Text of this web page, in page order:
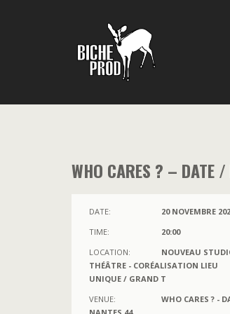
WHO CARES ? – DATE
DATE:
20 NOVEMBRE
TIME:
20:00
LOCATION:
NOUVEAU
THÉÂTRE - CORÉALISATION LIEU
UNIQUE / GRAND T
VENUE:
WHO CARES ? -